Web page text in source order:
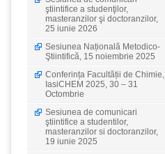
ştiintifice a studenţilor,
masteranzilor şi doctoranzilor,
25 iunie 2026
Sesiunea Națională Metodico-
Ştiintifică, 15 noiembrie 2025
Conferința Facultății de Chimie,
IasiCHEM 2025, 30 – 31
Octombrie
Sesiunea de comunicari
ştiintifice a studentilor,
masteranzilor si doctoranzilor,
19 iunie 2025